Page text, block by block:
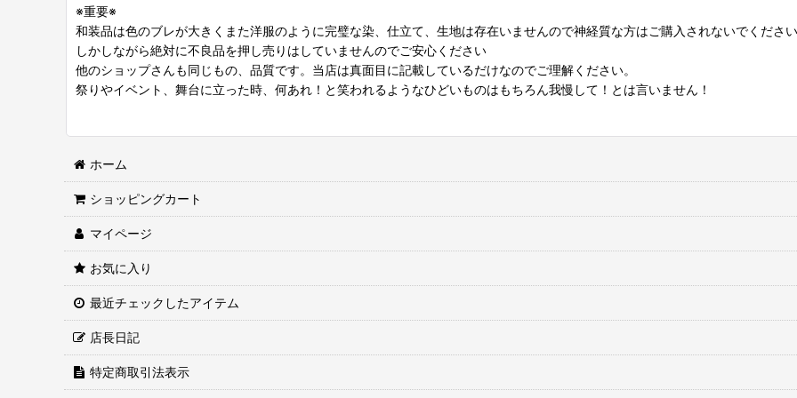
※重要※
和装品は色のブレが大きくまた洋服のように完璧な染、仕立て、生地は存在いませんので神経質な方はご購入されないでくださ
しかしながら絶対に不良品を押し売りはしていませんのでご安心ください
他のショップさんも同じもの、品質です。当店は真面目に記載しているだけなのでご理解ください。
祭りやイベント、舞台に立った時、何あれ！と笑われるようなひどいものはもちろん我慢して！とは言いません！
ホーム
ショッピングカート
マイページ
お気に入り
最近チェックしたアイテム
店長日記
特定商取引法表示